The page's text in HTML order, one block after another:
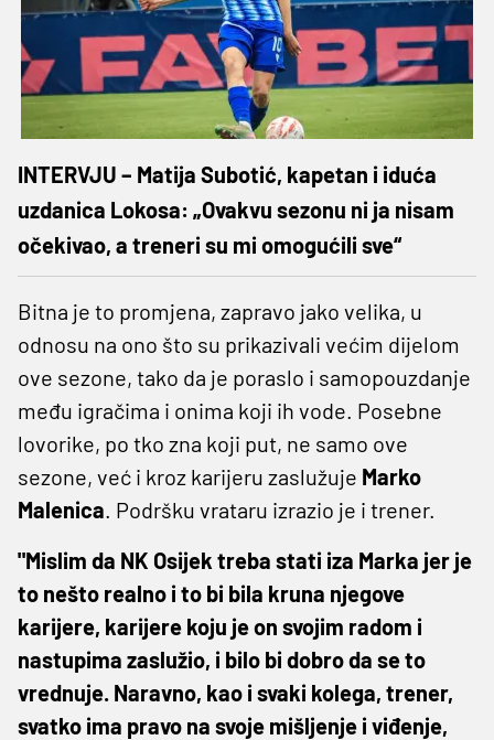
INTERVJU – Matija Subotić, kapetan i iduća
uzdanica Lokosa: „Ovakvu sezonu ni ja nisam
očekivao, a treneri su mi omogućili sve“
Bitna je to promjena, zapravo jako velika, u
odnosu na ono što su prikazivali većim dijelom
ove sezone, tako da je poraslo i samopouzdanje
među igračima i onima koji ih vode. Posebne
lovorike, po tko zna koji put, ne samo ove
sezone, već i kroz karijeru zaslužuje Marko
Malenica. Podršku vrataru izrazio je i trener.
"Mislim da NK Osijek treba stati iza Marka jer je
to nešto realno i to bi bila kruna njegove
karijere, karijere koju je on svojim radom i
nastupima zaslužio, i bilo bi dobro da se to
vrednuje. Naravno, kao i svaki kolega, trener,
svatko ima pravo na svoje mišljenje i viđenje,